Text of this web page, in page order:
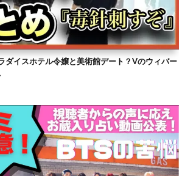
ダイスホテル令嬢と美術館デート？Vのウィバー